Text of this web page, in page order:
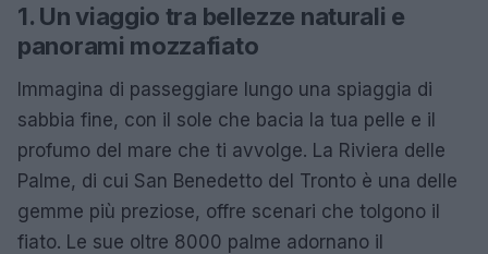
1. Un viaggio tra bellezze naturali e
panorami mozzafiato
Immagina di passeggiare lungo una spiaggia di
sabbia fine, con il sole che bacia la tua pelle e il
profumo del mare che ti avvolge. La Riviera delle
Palme, di cui San Benedetto del Tronto è una delle
gemme più preziose, offre scenari che tolgono il
fiato. Le sue oltre 8000 palme adornano il